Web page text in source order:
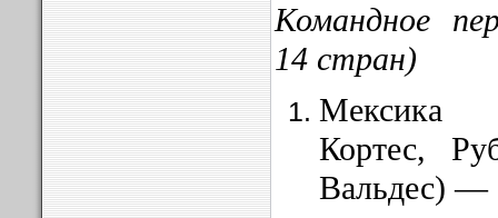
Командное
14 стран)
Мексика
Кортес,
Вальдес) —